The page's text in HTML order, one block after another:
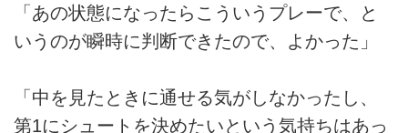
「あの状態になったらこういうプレーで、と
いうのが瞬時に判断できたので、よかった」
「中を見たときに通せる気がしなかったし、
第1にシュートを決めたいという気持ちはあっ